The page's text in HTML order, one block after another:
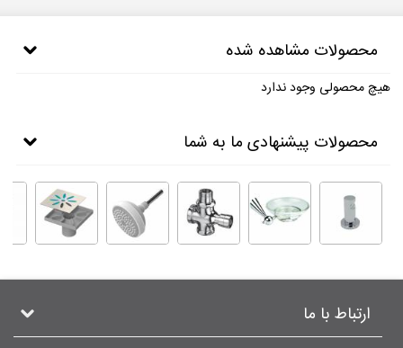
محصولات مشاهده شده
هیچ محصولی وجود ندارد
محصولات پیشنهادی ما به شما
ارتباط با ما